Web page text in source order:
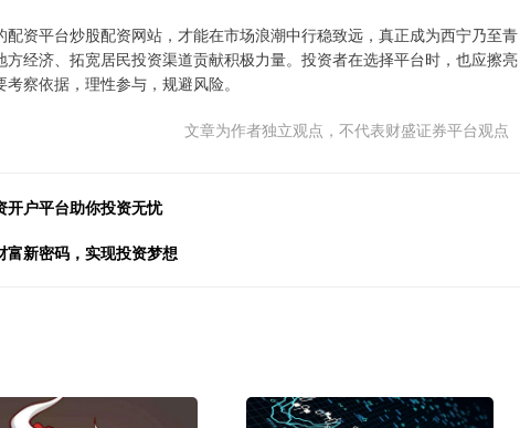
资平台炒股配资网站，才能在市场浪潮中行稳致远，真正成为西宁乃至青
经济、拓宽居民投资渠道贡献积极力量。投资者在选择平台时，也应擦亮
察依据，理性参与，规避风险。
文章为作者独立观点，不代表财盛证券平台观点
开户平台助你投资无忧
新密码，实现投资梦想